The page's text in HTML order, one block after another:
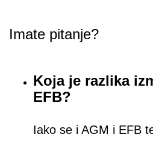
Imate pitanje?
Koja je razlika
EFB?
Iako se i AGM i EFB